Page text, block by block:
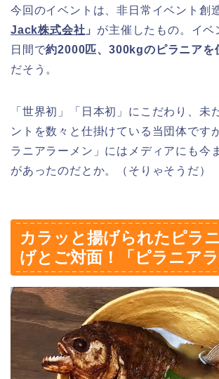
今回のイベントは、非日常イベント創
Jack株式会社 」 が主催したもの。イベ
日間で約2000匹、300kgのピラニアを
だそう。
「世界初」「日本初」にこだわり、未
ントを数々と仕掛けている当団体です
ラニアラーメン」にはメディアにも今
があったのだとか。（そりゃそうだ）
カラッと揚げられたピラ
げとご対面！「ピラニアラ